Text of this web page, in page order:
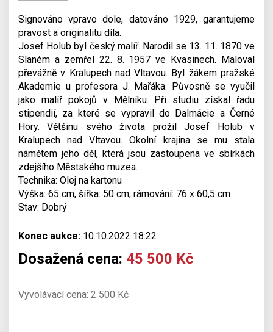
Signováno vpravo dole, datováno 1929, garantujeme
pravost a originalitu díla.
Josef Holub byl český malíř. Narodil se 13. 11. 1870 ve
Slaném a zemřel 22. 8. 1957 ve Kvasinech. Maloval
převážně v Kralupech nad Vltavou. Byl žákem pražské
Akademie u profesora J. Mařáka. Půvosně se vyučil
jako malíř pokojů v Mělníku. Při studiu získal řadu
stipendií, za které se vypravil do Dalmácie a Černé
Hory. Většinu svého života prožil Josef Holub v
Kralupech nad Vltavou. Okolní krajina se mu stala
námětem jeho děl, která jsou zastoupena ve sbírkách
zdejšího Městského muzea.
Technika: Olej na kartonu
Výška: 65 cm, šířka: 50 cm, rámování: 76 x 60,5 cm
Stav: Dobrý
Konec aukce: 10.10.2022 18:22
Dosažená cena: 45 500 Kč
Vyvolávací cena: 2 500 Kč